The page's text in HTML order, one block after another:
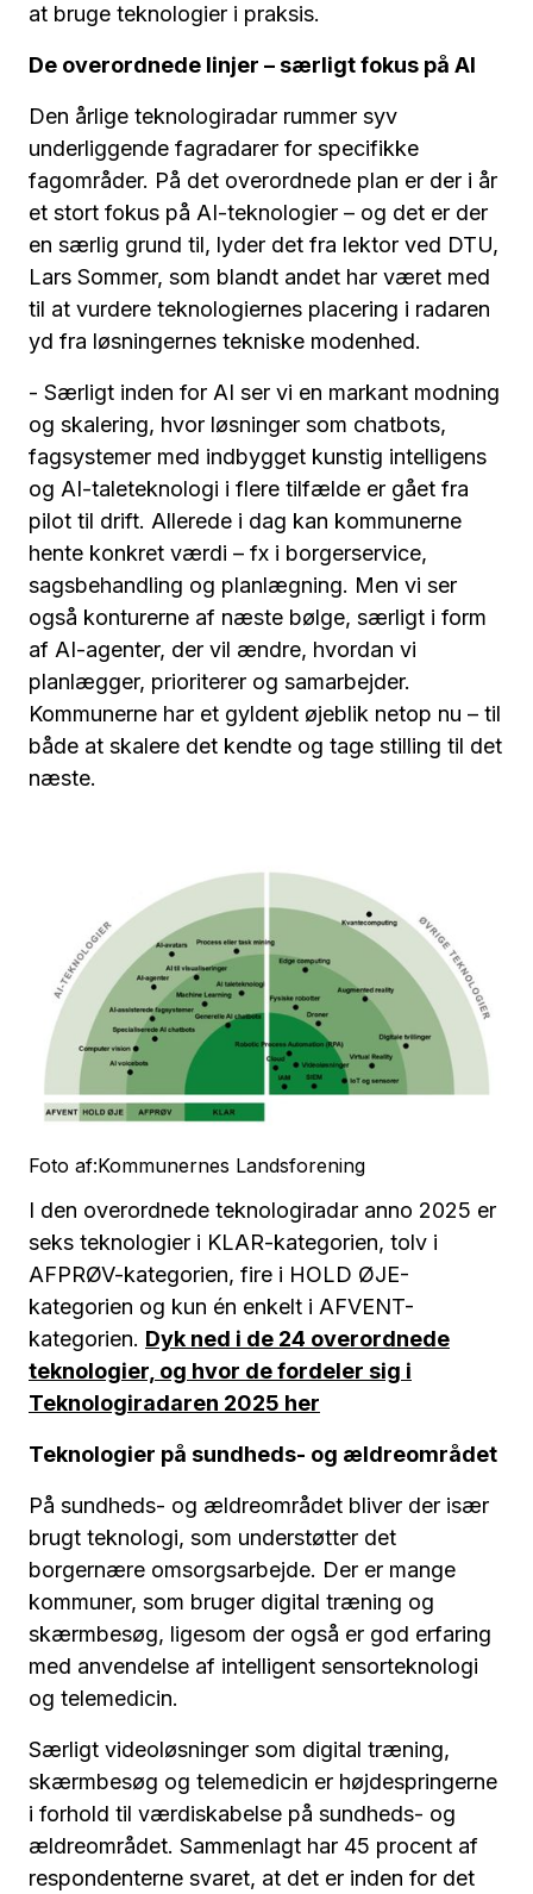
at bruge teknologier i praksis.
De overordnede linjer – særligt fokus på AI
Den årlige teknologiradar rummer syv
underliggende fagradarer for specifikke
fagområder. På det overordnede plan er der i år
et stort fokus på AI-teknologier – og det er der
en særlig grund til, lyder det fra lektor ved DTU,
Lars Sommer, som blandt andet har været med
til at vurdere teknologiernes placering i radaren
yd fra løsningernes tekniske modenhed.
- Særligt inden for AI ser vi en markant modning
og skalering, hvor løsninger som chatbots,
fagsystemer med indbygget kunstig intelligens
og AI-taleteknologi i flere tilfælde er gået fra
pilot til drift. Allerede i dag kan kommunerne
hente konkret værdi – fx i borgerservice,
sagsbehandling og planlægning. Men vi ser
også konturerne af næste bølge, særligt i form
af AI-agenter, der vil ændre, hvordan vi
planlægger, prioriterer og samarbejder.
Kommunerne har et gyldent øjeblik netop nu – til
både at skalere det kendte og tage stilling til det
næste.
Foto af:Kommunernes Landsforening
I den overordnede teknologiradar anno 2025 er
seks teknologier i KLAR-kategorien, tolv i
AFPRØV-kategorien, fire i HOLD ØJE-
kategorien og kun én enkelt i AFVENT-
kategorien. Dyk ned i de 24 overordnede
teknologier, og hvor de fordeler sig i
Teknologiradaren 2025 her
Teknologier på sundheds- og ældreområdet
På sundheds- og ældreområdet bliver der især
brugt teknologi, som understøtter det
borgernære omsorgsarbejde. Der er mange
kommuner, som bruger digital træning og
skærmbesøg, ligesom der også er god erfaring
med anvendelse af intelligent sensorteknologi
og telemedicin.
Særligt videoløsninger som digital træning,
skærmbesøg og telemedicin er højdespringerne
i forhold til værdiskabelse på sundheds- og
ældreområdet. Sammenlagt har 45 procent af
respondenterne svaret, at det er inden for det